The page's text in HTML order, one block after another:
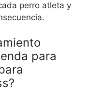
perro atleta y
para